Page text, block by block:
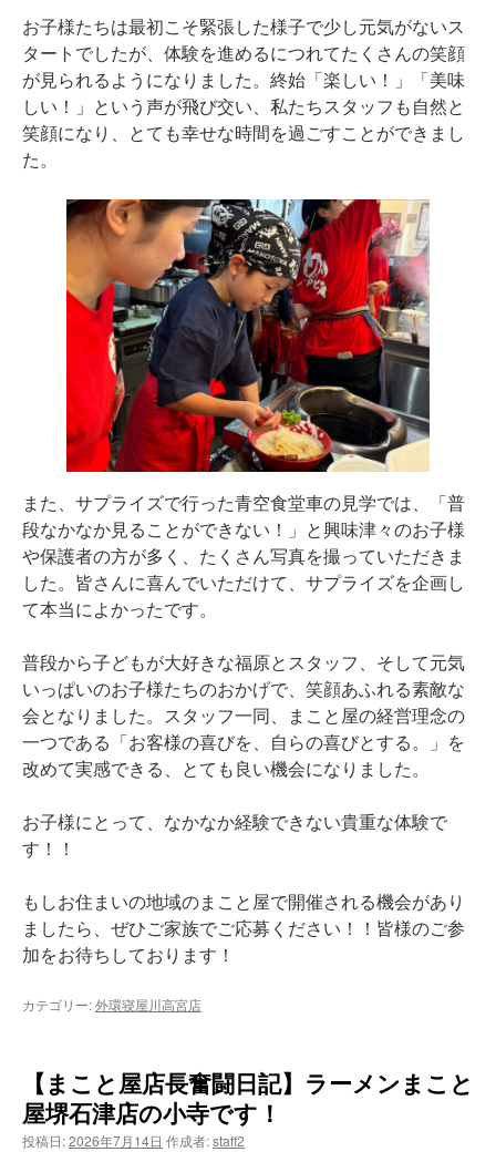
お子様たちは最初こそ緊張した様子で少し元気がないス
タートでしたが、体験を進めるにつれてたくさんの笑顔
が見られるようになりました。終始「楽しい！」「美味
しい！」という声が飛び交い、私たちスタッフも自然と
笑顔になり、とても幸せな時間を過ごすことができまし
た。
また、サプライズで行った青空食堂車の見学では、「普
段なかなか見ることができない！」と興味津々のお子様
や保護者の方が多く、たくさん写真を撮っていただきま
した。皆さんに喜んでいただけて、サプライズを企画し
て本当によかったです。
普段から子どもが大好きな福原とスタッフ、そして元気
いっぱいのお子様たちのおかげで、笑顔あふれる素敵な
会となりました。スタッフ一同、まこと屋の経営理念の
一つである「お客様の喜びを、自らの喜びとする。」を
改めて実感できる、とても良い機会になりました。
お子様にとって、なかなか経験できない貴重な体験で
す！！
もしお住まいの地域のまこと屋で開催される機会があり
ましたら、ぜひご家族でご応募ください！！皆様のご参
加をお待ちしております！
カテゴリー:外環寝屋川高宮店
【まこと屋店長奮闘日記】ラーメンまこと
屋堺石津店の小寺です！
投稿日:2026年7月14日 作成者:staff2